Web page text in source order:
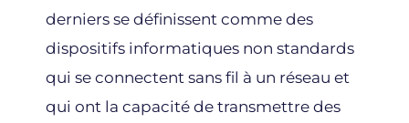
derniers se définissent comme des
dispositifs informatiques non standards
qui se connectent sans fil à un réseau et
qui ont la capacité de transmettre des